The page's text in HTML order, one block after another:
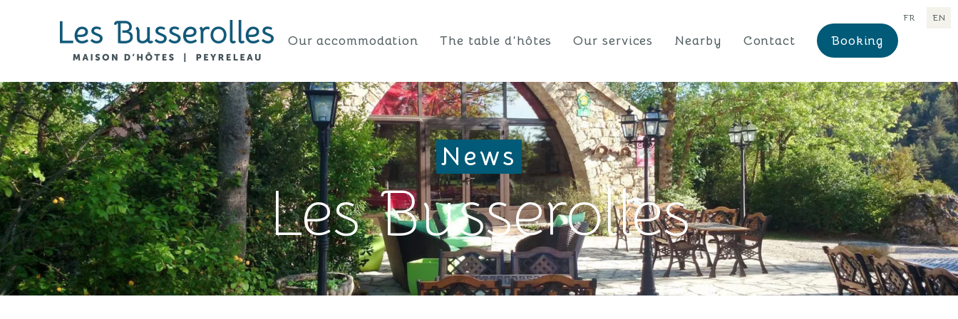
FR EN
Our accommodation The table d’hôtes Our services Nearby Contact Booking
News
Les Busserolles